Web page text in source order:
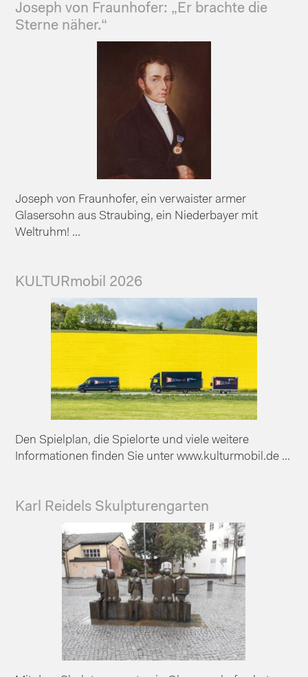
Joseph von Fraunhofer: „Er brachte die
Sterne näher.“
Joseph von Fraunhofer, ein verwaister armer
Glasersohn aus Straubing, ein Niederbayer mit
Weltruhm! ...
KULTURmobil 2026
Den Spielplan, die Spielorte und viele weitere
Informationen finden Sie unter www.kulturmobil.de ...
Karl Reidels Skulpturengarten